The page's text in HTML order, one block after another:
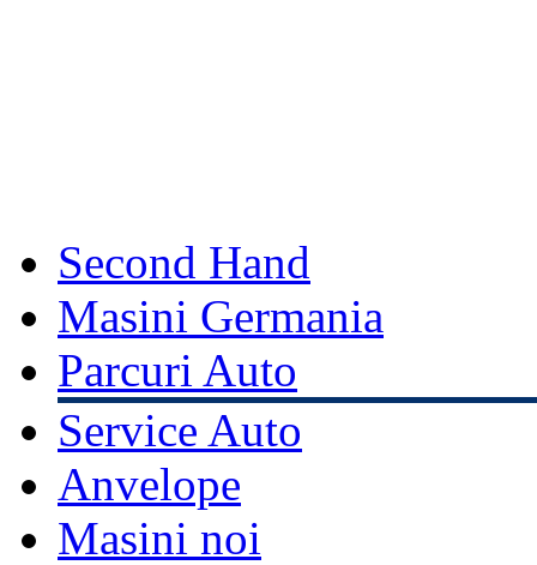
Second Hand
Masini Germania
Parcuri Auto
Service Auto
Anvelope
Masini noi